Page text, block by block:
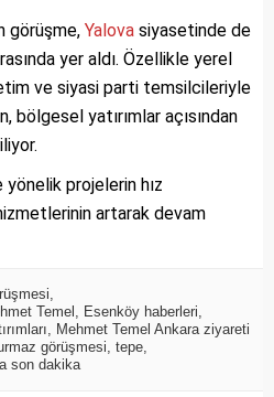
görüşme, Yalova siyasetinde de
yer aldı. Özellikle yerel
ve siyasi parti temsilcileriyle
bölgesel yatırımlar açısından
yönelik projelerin hız
artarak devam
Temel
Esenköy haberleri
Mehmet Temel Ankara ziyareti
görüşmesi tepe
son dakika